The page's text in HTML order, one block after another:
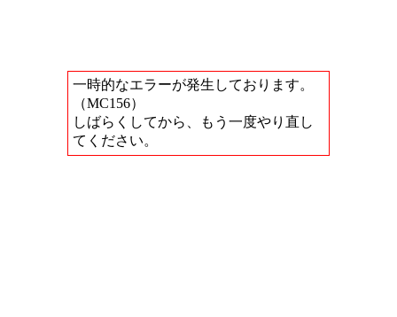
一時的なエラーが発生しております。
（MC156）
しばらくしてから、もう一度やり直し
てください。